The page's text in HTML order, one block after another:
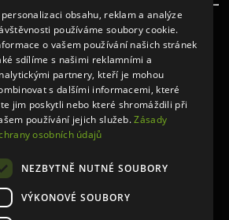
personalizaci obsahu, reklam a analýze
používáme soubory cookie.
o vašem používání našich stránek
sdílíme s našimi reklamními a
partnery, kteří je mohou
s dalšími informacemi, které
jim poskytli nebo které shromáždili při
používání jejich služeb.Zásady
osobních údajů
NEZBYTNĚ NUTNÉ SOUBORY
VÝKONOVÉ SOUBORY